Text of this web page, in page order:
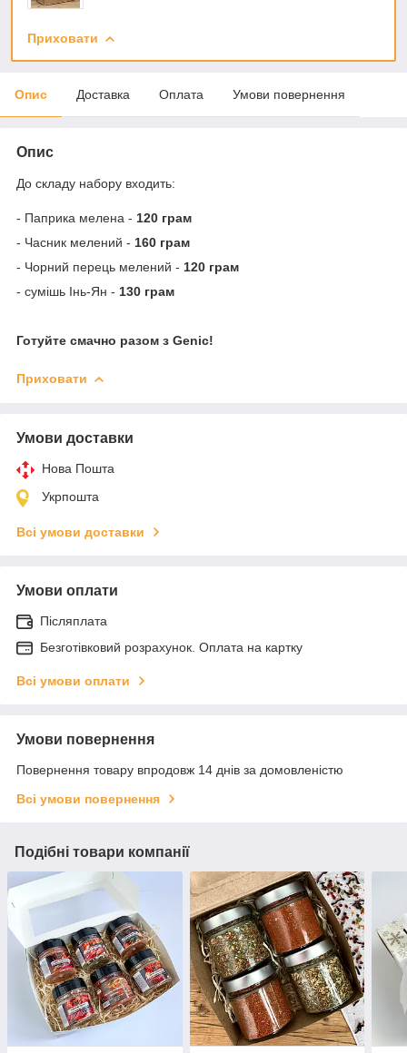
Приховати
Опис Доставка Оплата Умови повернення
Опис
До складу набору входить:
- Паприка мелена - 120 грам
- Часник мелений - 160 грам
- Чорний перець мелений - 120 грам
- сумішь Інь-Ян - 130 грам
Готуйте смачно разом з Genic!
Приховати
Умови доставки
Нова Пошта
Укрпошта
Всі умови доставки
Умови оплати
Післяплата
Безготівковий розрахунок. Оплата на картку
Всі умови оплати
Умови повернення
Повернення товару впродовж 14 днів за домовленістю
Всі умови повернення
Подібні товари компанії